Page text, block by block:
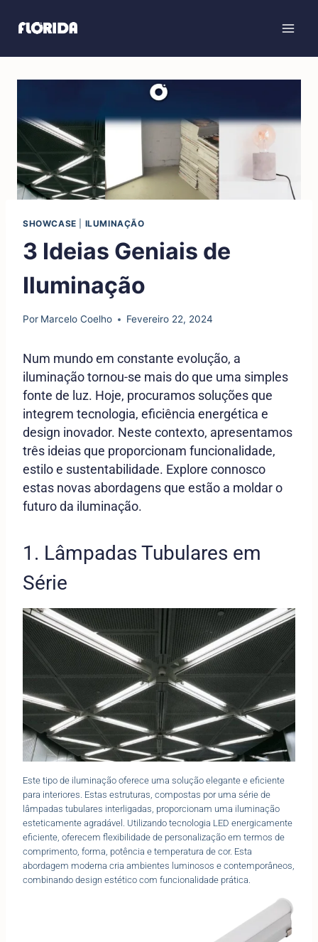
SHOWCASE ILUMINAÇÃO
3 Ideias Geniais de
Iluminação
Por Marcelo Coelho Fevereiro 22, 2024
Num mundo em constante evolução, a
iluminação tornou-se mais do que uma simples
fonte de luz. Hoje, procuramos soluções que
integrem tecnologia, eficiência energética e
design inovador. Neste contexto, apresentamos
três ideias que proporcionam funcionalidade,
estilo e sustentabilidade. Explore connosco
estas novas abordagens que estão a moldar o
futuro da iluminação.
1. Lâmpadas Tubulares em
Série
Este tipo de iluminação oferece uma solução elegante e eficiente
para interiores. Estas estruturas, compostas por uma série de
lâmpadas tubulares interligadas, proporcionam uma iluminação
esteticamente agradável. Utilizando tecnologia LED energicamente
eficiente, oferecem flexibilidade de personalização em termos de
comprimento, forma, potência e temperatura de cor. Esta
abordagem moderna cria ambientes luminosos e contemporâneos,
combinando design estético com funcionalidade prática.